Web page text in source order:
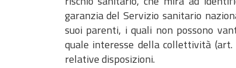
garanzia del Servizio sanitario
suoi parenti, i quali non possono
quale interesse della collettività
relative disposizioni.